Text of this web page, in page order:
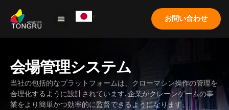
お問い合わせ
会場管理システム
当社の包括的なプラットフォームは、クローマシン操作の管理を
合理化するように設計されています, 企業がクレーンゲームの事
業をより簡単かつ効率的に監督できるようになります。.